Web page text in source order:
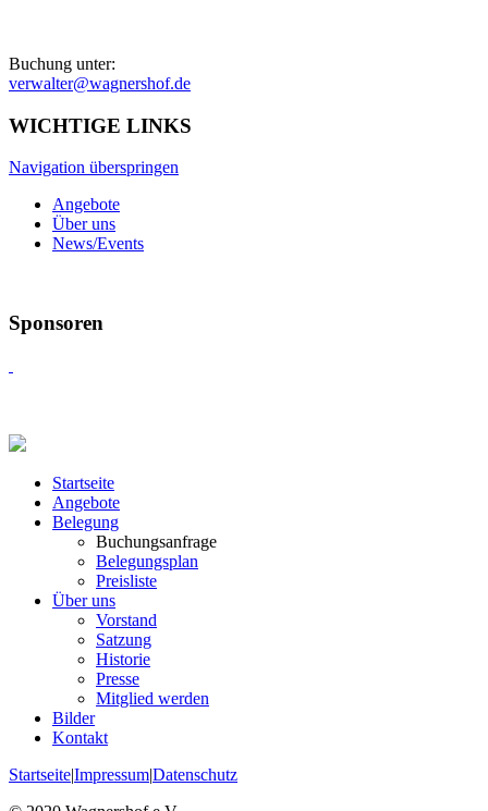
Buchung unter:
verwalter@wagnershof.de
WICHTIGE LINKS
Navigation überspringen
Angebote
Über uns
News/Events
Sponsoren
Startseite
Angebote
Belegung
Buchungsanfrage
Belegungsplan
Preisliste
Über uns
Vorstand
Satzung
Historie
Presse
Mitglied werden
Bilder
Kontakt
Startseite|Impressum|Datenschutz